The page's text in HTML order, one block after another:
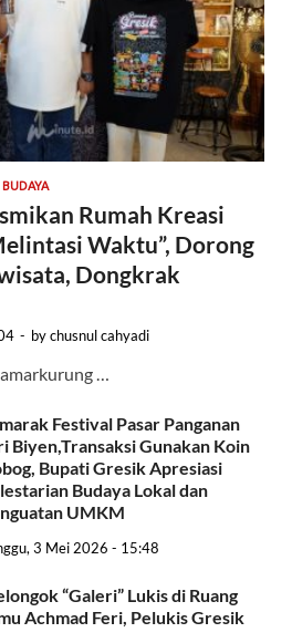
BUDAYA
Rumah Kreasi
Waktu”, Dorong
Dongkrak
- bychusnul cahyadi
…
Festival Pasar Panganan
Biyen,Transaksi Gunakan Koin
Bupati Gresik Apresiasi
Budaya Lokal dan
UMKM
3 Mei 2026 - 15:48
“Galeri” Lukis di Ruang
Achmad Feri, Pelukis Gresik